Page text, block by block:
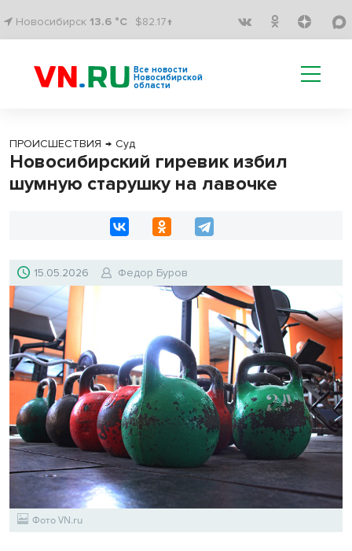
Новосибирск 13.6 °C $82.17↑
Все новости
Новосибирской
области
ПРОИСШЕСТВИЯ → Суд
Новосибирский гиревик избил
шумную старушку на лавочке
15.05.2026 Федор Буров
Фото VN.ru